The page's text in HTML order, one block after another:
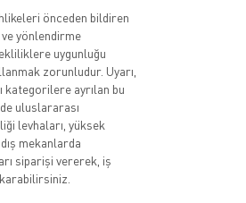
önceden bildiren
ve yönlendirme
uygunluğu
zorunludur. Uyarı,
ayrılan bu
uluslararası
levhaları, yüksek
mekanlarda
siparişi vererek, iş